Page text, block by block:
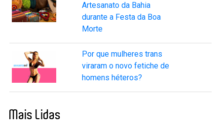
Artesanato da Bahia
durante a Festa da Boa
Morte
Por que mulheres trans
viraram o novo fetiche de
homens héteros?
Mais Lidas